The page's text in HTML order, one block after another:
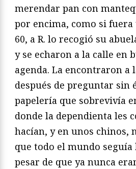
merendar pan con
por encima, como si
60, a R. lo recogió su
y se echaron a la calle en
agenda. La encontraron a
después de preguntar sin
papelería que sobrevivía
donde la dependienta les
hacían, y en unos chinos,
que todo el mundo seguía
pesar de que ya nunca